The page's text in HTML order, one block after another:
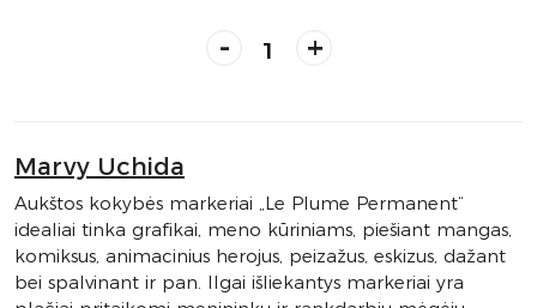
- +
Marvy Uchida
Aukštos kokybės markeriai „Le Plume Permanent“
idealiai tinka grafikai, meno kūriniams, piešiant mangas,
komiksus, animacinius herojus, peizažus, eskizus, dažant
bei spalvinant ir pan. Ilgai išliekantys markeriai yra